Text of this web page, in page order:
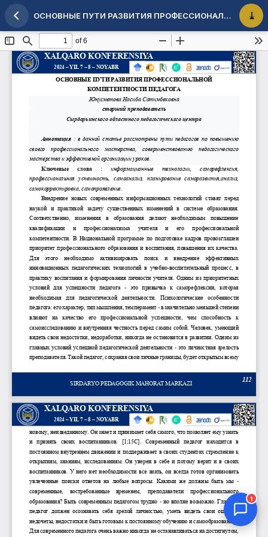
Maqola tafsilotlariga qaytish ОСНОВНЫЕ ПУТИ РАЗВИТИЯ ПРОФЕССИОНАЛЬНОЙ КОМПЕТЕНТНОСТИ ПЕДАГОГА
1
Jurnal Yordamchisi
Onlayn